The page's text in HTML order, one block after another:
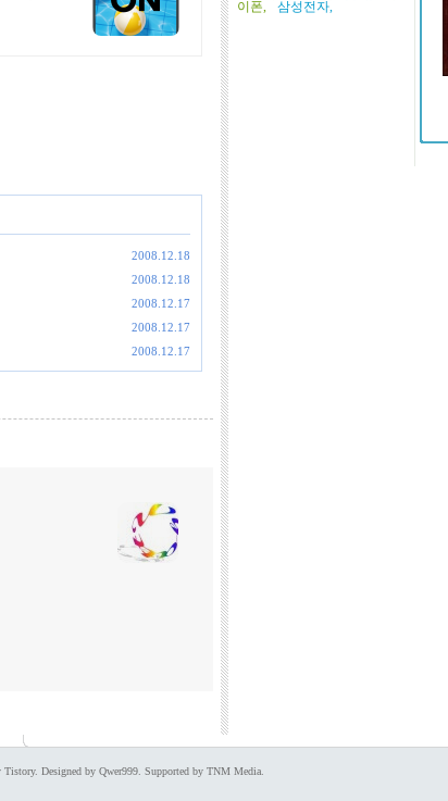
2008.12.18
2008.12.18
2008.12.17
2008.12.17
2008.12.17
이폰,
삼성전자,
Designed by Qwer999. Supported by TNM Media.